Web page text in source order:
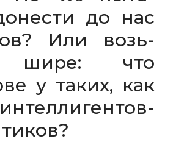
до нас
Или возь­
шире: что
у таких, как